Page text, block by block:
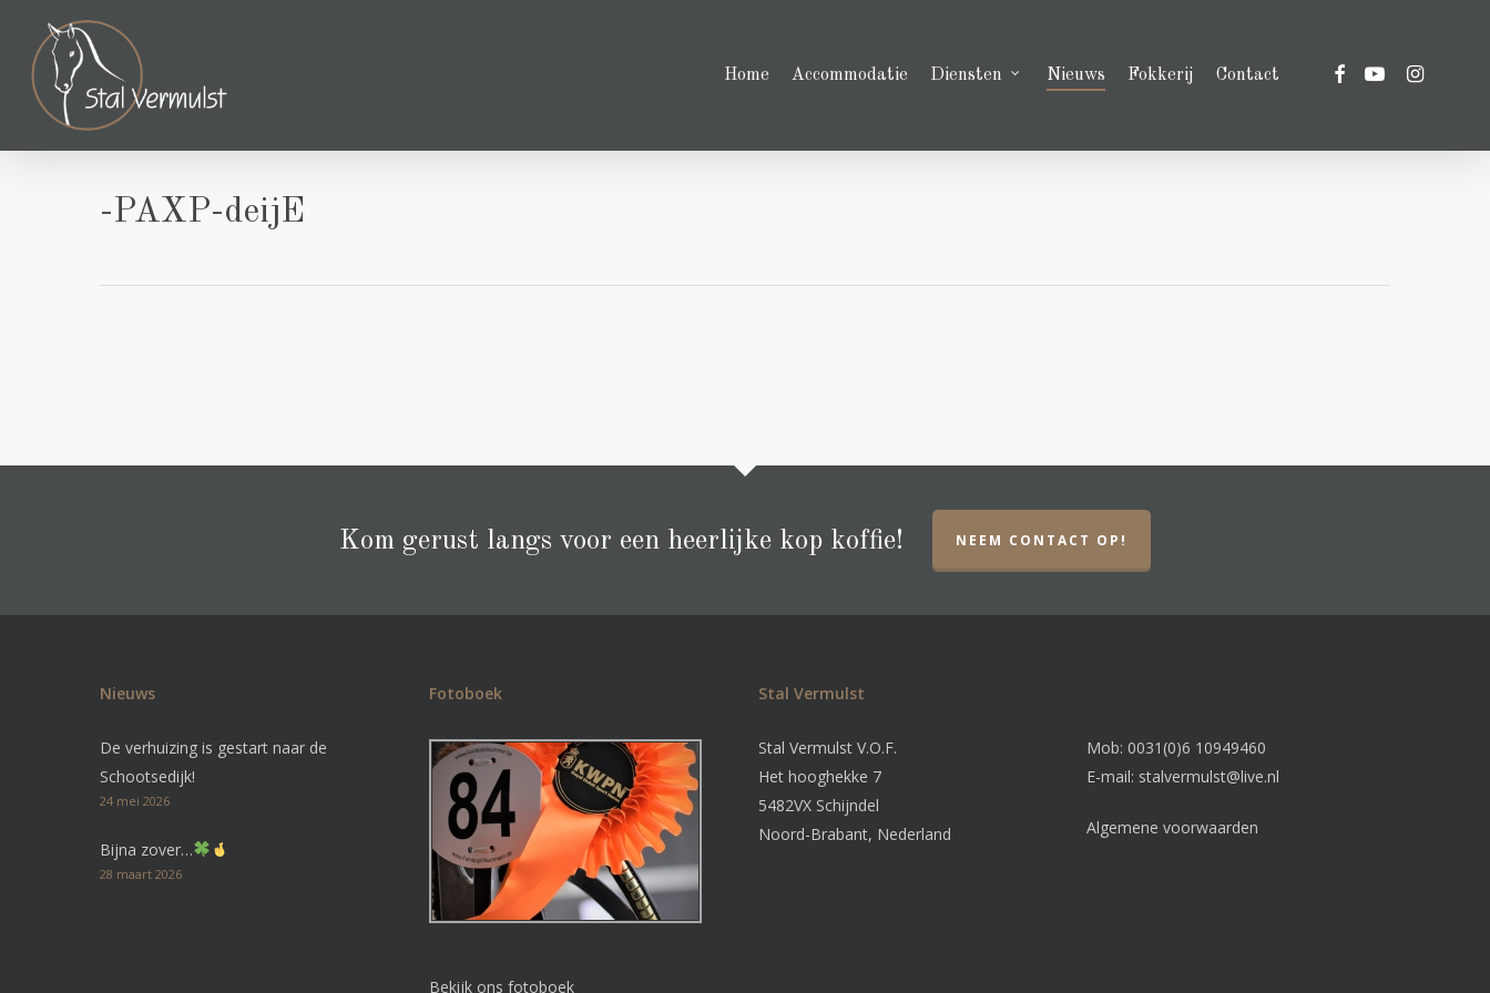
main
content
Home Accommodatie Diensten Nieuws Fokkerij Contact facebookyoutubeinstagram
-PAXP-deijE
Kom gerust langs voor een heerlijke kop koffie! NEEM CONTACT OP!
Nieuws
De verhuizing is gestart naar de
Schootsedijk!
24 mei 2026
Bijna zover…
28 maart 2026
Fotoboek
Bekijk ons fotoboek
Stal Vermulst
Stal Vermulst V.O.F.
Het hooghekke 7
5482VX Schijndel
Noord-Brabant, Nederland
Mob: 0031(0)6 10949460
E-mail: stalvermulst@live.nl
Algemene voorwaarden